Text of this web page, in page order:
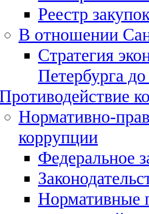
Реестр
В отношении
Стратегия
Петербурга
Нормативно-
коррупции
Федеральное
Нормативные